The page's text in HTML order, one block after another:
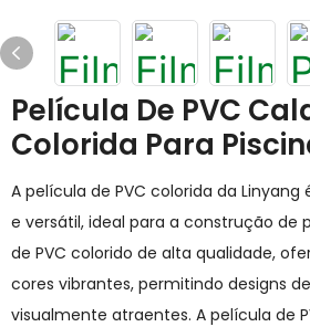
Película De PVC
Colorida Para
A película de PVC colorida da
e versátil, ideal para a construção de
de PVC colorido de alta qualidade,
cores vibrantes, permitindo designs
visualmente atraentes. A película de